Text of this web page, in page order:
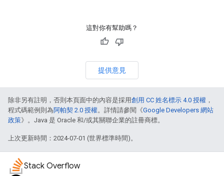
這對你有幫助嗎？
提供意見
除非另有註明，否則本頁面中的內容是採用創用 CC 姓名標示 4.0 授權 ，
程式碼範例則為阿帕契 2.0 授權。詳情請參閱《Google Developers 網站
政策》。Java 是 Oracle 和/或其關聯企業的註冊商標。
上次更新時間：2024-07-01 (世界標準時間)。
Stack Overflow